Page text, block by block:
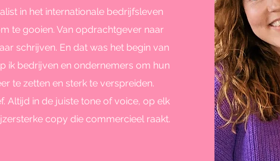
in het internationale bedrijfsleven
te gooien. Van opdrachtgever naar
schrijven. En dat was het begin van
ik bedrijven en ondernemers om hun
te zetten en sterk te verspreiden.
Altijd in de juiste tone of voice, op elk
copy die commercieel raakt.